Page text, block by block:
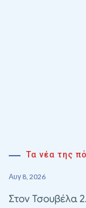
Τα νέα της
Αυγ 8, 2026
Στον Τσουβέλα